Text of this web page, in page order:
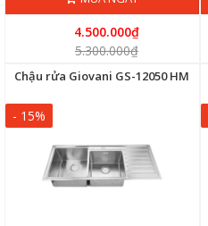
4.500.000₫
5.300.000₫
Chậu rửa Giovani GS-12050 HM
- 15%